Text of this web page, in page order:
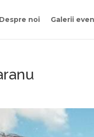
Despre noi Galerii